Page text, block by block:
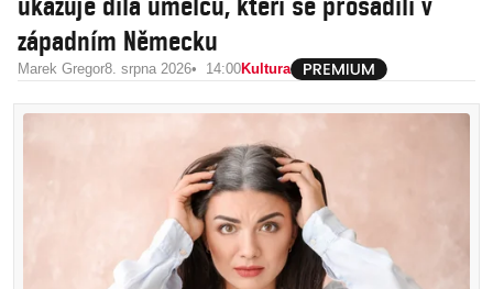
západním Německu
Marek Gregor8. srpna 2026 14:00Kultura